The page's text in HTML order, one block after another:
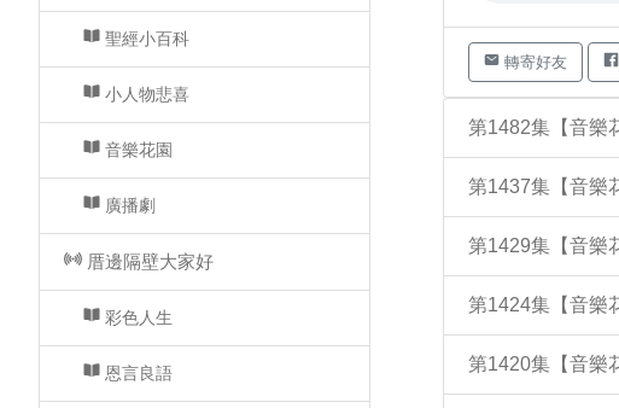
聖經小百科
小人物悲喜
音樂花園
廣播劇
厝邊隔壁大家好
彩色人生
恩言良語
轉寄好友
第1482集【音樂
第1437集【音樂
第1429集【音樂
第1424集【音樂
第1420集【音樂